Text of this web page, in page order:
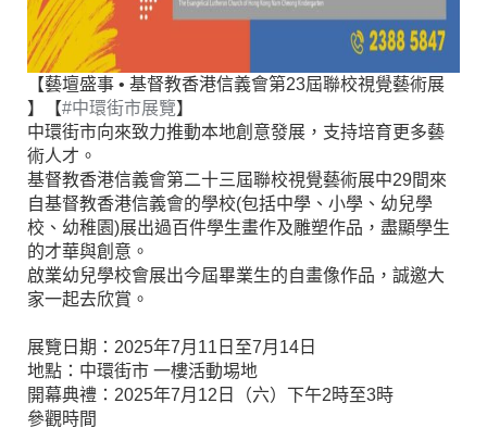
【藝壇盛事 • 基督教香港信義會第23屆聯校視覺藝術展
】【#中環街市展覽】
中環街市向來致力推動本地創意發展，支持培育更多藝
術人才。
基督教香港信義會第二十三屆聯校視覺藝術展中29間來
自基督教香港信義會的學校(包括中學、小學、幼兒學
校、幼稚園)展出過百件學生畫作及雕塑作品，盡顯學生
的才華與創意。
啟業幼兒學校會展出今屆畢業生的自畫像作品，誠邀大
家一起去欣賞。
展覽日期：2025年7月11日至7月14日
地點：中環街市 一樓活動埸地
開幕典禮：2025年7月12日（六）下午2時至3時
參觀時間